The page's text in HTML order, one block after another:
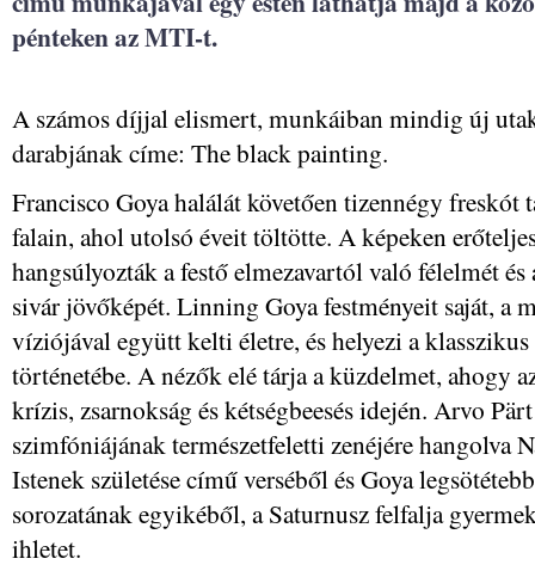
pénteken az MTI-t.
A számos díjjal elismert, munkáiban mindig új
darabjának címe: The black painting.
Francisco Goya halálát követően tizennégy
falain, ahol utolsó éveit töltötte. A képeken
hangsúlyozták a festő elmezavartól való félelmét
sivár jövőképét. Linning Goya festményeit saját, a
víziójával együtt kelti életre, és helyezi a
történetébe. A nézők elé tárja a küzdelmet, ahogy
krízis, zsarnokság és kétségbeesés idején. Arvo
szimfóniájának természetfeletti zenéjére hangolva
Istenek születése című verséből és Goya
sorozatának egyikéből, a Saturnusz felfalja
ihletet.